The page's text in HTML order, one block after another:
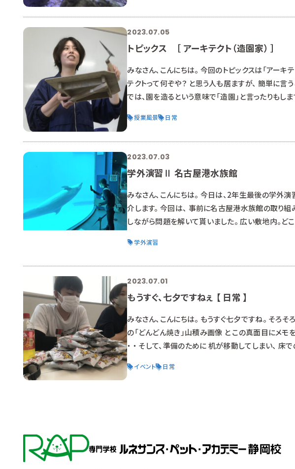
2023.07.05
トピックス ［ アーキテクト（造園家） ］
みなさん、こんにちは。 今回のトピックスは「アーキ
テクトって何ぞや？ と思う人も居ますが、 簡単に言
では、園を造るという意味で「造園」と言ったりもし
実際に動物園や水族館で 展示場に作成に携わって
授業風景 日常
2023.07.03
学外演習Ⅱ 名古屋港水族館
みなさん、こんにちは。 今日は、2年生最後の学外
介します。 今回は、 事前に名古屋港水族館の取り
しながら問題を解いて貰いました。 広い敷地内。
群れに囲まれ・・・ 熱心に施設を見学する姿が見ら
学外演習
2023.07.01
もうすぐ、七夕ですねぇ 【 日常 】
みなさん、こんにちは。 もうすぐ七夕ですね。 そろそ
の「どんどん焼き」山積み画像 と この真面目にメ
・ ・ そして、準備のために 机が移動してしまい、 床で
除や挨拶で １・２年生が一緒になる事はあるけど、 そ
イベント 日常